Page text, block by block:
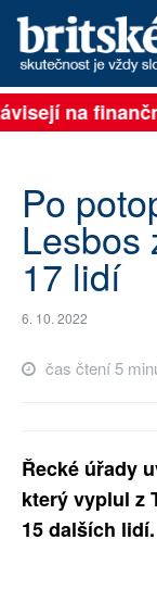
PŘIHLÁSIT
ARCHIV
ROZHOVORY
TÉMATA
NEJČTENĚJŠÍ ZA
PŘÍSPĚVKY NA
SOCIÁLNÍ SÍTĚ
na
Po
Lesbos
17 lidí
6. 10. 2022
čas čtení 5
Řecké úřady
který vyplul z
15 dalších lidí.